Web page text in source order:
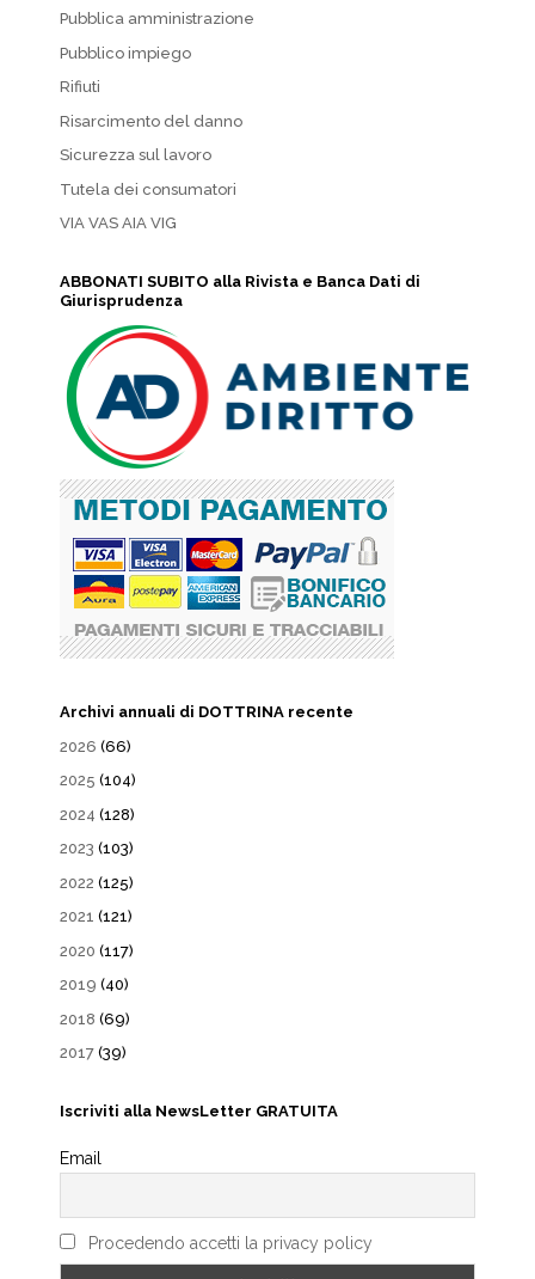
Pubblica amministrazione
Pubblico impiego
Rifiuti
Risarcimento del danno
Sicurezza sul lavoro
Tutela dei consumatori
VIA VAS AIA VIG
ABBONATI SUBITO alla Rivista e Banca Dati di
Giurisprudenza
Archivi annuali di DOTTRINA recente
2026 (66)
2025 (104)
2024 (128)
2023 (103)
2022 (125)
2021 (121)
2020 (117)
2019 (40)
2018 (69)
2017 (39)
Iscriviti alla NewsLetter GRATUITA
Email
Procedendo accetti la privacy policy